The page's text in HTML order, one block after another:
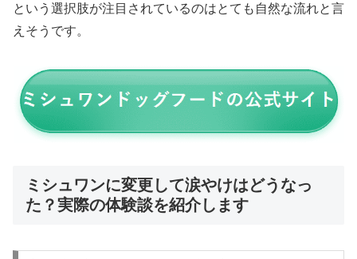
という選択肢が注目されているのはとても自然な流れと言
えそうです。
ミシュワンに変更して涙やけはどうなっ
た？実際の体験談を紹介します